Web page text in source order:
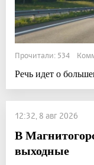
Прочитали: 534
Речь идет о
12:32, 8 авг 2026
В
выходные